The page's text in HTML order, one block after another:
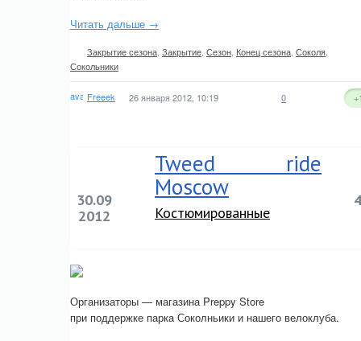
Читать дальше →
Закрытие сезона Закрытие Сезон Конец сезона Соколя
Сокольники
Freeek 26 января 2012, 10:19 0
30.09
2012
Tweed ride
Moscow
Костюмированные
4
Организаторы — магазина Preppy Store
при поддержке парка Соколньики и нашего велоклуба.